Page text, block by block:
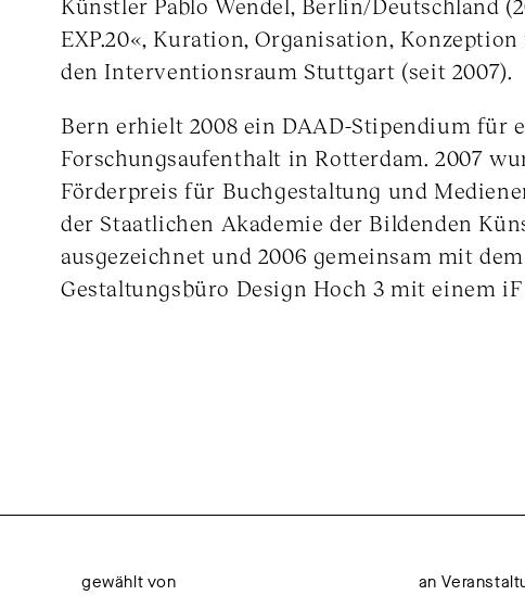
Künstler Pablo Wendel, Berlin/Deutschland
EXP.20«, Kuration, Organisation,
den Interventionsraum Stuttgart (seit 2007).
Bern erhielt 2008 ein DAAD-Stipendium für
Forschungsaufenthalt in Rotterdam. 2007
Förderpreis für Buchgestaltung und
der Staatlichen Akademie der Bildenden
ausgezeichnet und 2006 gemeinsam mit dem
Gestaltungsbüro Design Hoch 3 mit einem iF
gewählt von an